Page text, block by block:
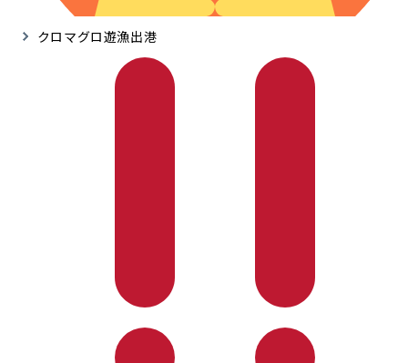
クロマグロ遊漁出港